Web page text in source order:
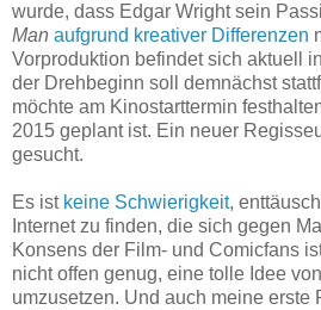
wurde, dass Edgar Wright sein
Man aufgrund kreativer Differenzen
Vorproduktion befindet sich aktuell
der Drehbeginn soll demnächst
möchte am Kinostarttermin
2015 geplant ist. Ein neuer
gesucht.
Es ist keine Schwierigkeit,
Internet zu finden, die sich gegen
Konsens der Film- und Comicfans
nicht offen genug, eine tolle Idee
umzusetzen. Und auch meine erste